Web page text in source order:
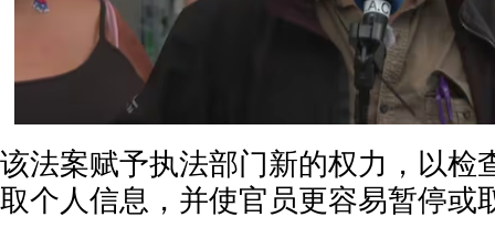
该法案赋予执法部门新的权力，以检
取个人信息，并使官员更容易暂停或